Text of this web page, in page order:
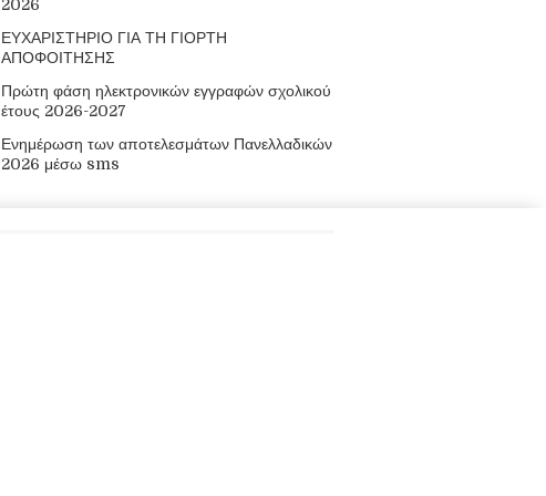
2026
ΕΥΧΑΡΙΣΤΗΡΙΟ ΓΙΑ ΤΗ ΓΙΟΡΤΗ
ΑΠΟΦΟΙΤΗΣΗΣ
Πρώτη φάση ηλεκτρονικών εγγραφών σχολικού
έτους 2026-2027
Ενημέρωση των αποτελεσμάτων Πανελλαδικών
2026 μέσω sms